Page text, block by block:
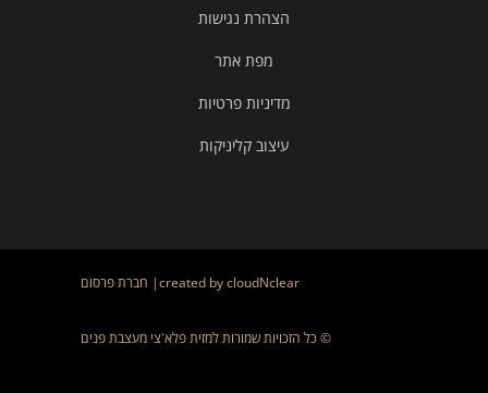
הצהרת נגישות
מפת אתר
מדיניות פרטיות
עיצוב קליניקות
חברת פרסום |created bycloudNclear
© כל הזכויות שמורות למזית פלא'צי מעצבת פנים